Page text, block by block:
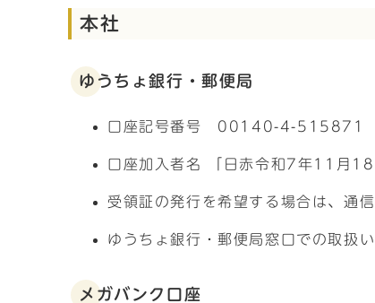
本社
ゆうちょ銀行・郵便局
口座記号番号 00140-4-515871
口座加入者名 「日赤令和7年11月18
受領証の発行を希望する場合は、通
ゆうちょ銀行・郵便局窓口での取扱
メガバンク口座